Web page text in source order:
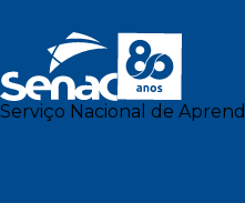
Serviço Nacional de